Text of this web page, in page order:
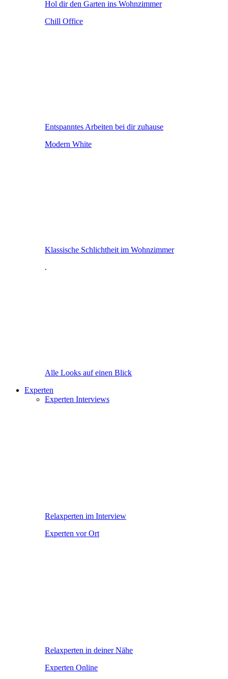
Hol dir den Garten ins Wohnzimmer
Chill Office
Entspanntes Arbeiten bei dir zuhause
Modern White
Klassische Schlichtheit im Wohnzimmer
.
Alle Looks auf einen Blick
Experten
Experten Interviews
Relaxperten im Interview
Experten vor Ort
Relaxperten in deiner Nähe
Experten Online